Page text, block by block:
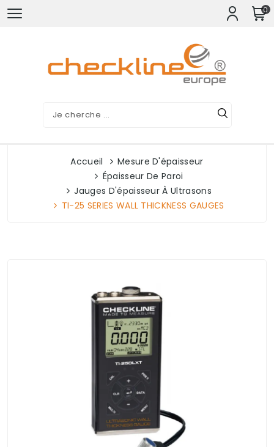
0
Accueil
Mesure D'épaisseur
Épaisseur De Paroi
Jauges D'épaisseur À Ultrasons
TI-25 SERIES WALL THICKNESS GAUGES